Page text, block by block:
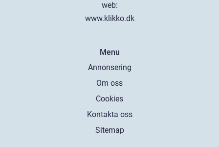
web:
www.klikko.dk
Menu
Annonsering
Om oss
Cookies
Kontakta oss
Sitemap